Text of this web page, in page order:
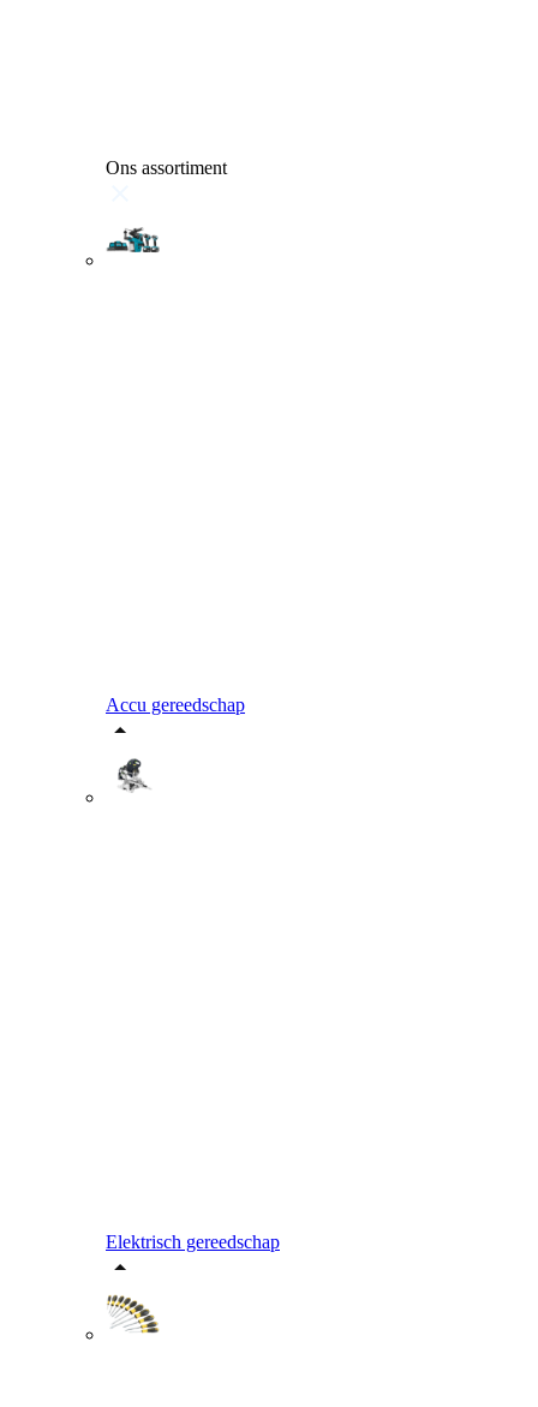
Ons assortiment
Accu gereedschap
Elektrisch gereedschap